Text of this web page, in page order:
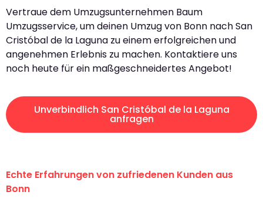
Vertraue dem Umzugsunternehmen Baum
Umzugsservice, um deinen Umzug von Bonn nach San
Cristóbal de la Laguna zu einem erfolgreichen und
angenehmen Erlebnis zu machen. Kontaktiere uns
noch heute für ein maßgeschneidertes Angebot!
Unverbindlich San Cristóbal de la Laguna
anfragen
Echte Erfahrungen von zufriedenen Kunden aus
Bonn